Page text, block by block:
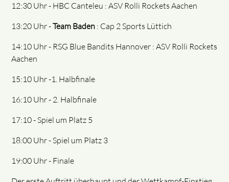
12:30 Uhr - HBC Canteleu : ASV Rolli Rockets Aachen
13:20 Uhr -Team Baden : Cap 2 Sports Lüttich
14:10 Uhr - RSG Blue Bandits Hannover : ASV Rolli Rockets
Aachen
15:10 Uhr -1. Halbfinale
16:10 Uhr - 2. Halbfinale
17:10 - Spiel um Platz 5
18:00 Uhr - Spiel um Platz 3
19:00 Uhr - Finale